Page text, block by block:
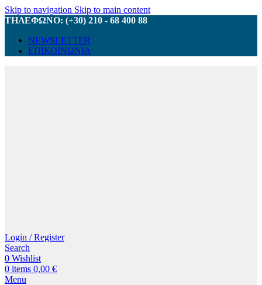
Skip to navigation Skip to main content
ΤΗΛΕΦΩΝΟ: (+30) 210 - 68 400 88
NEWSLETTER
ΕΠΙΚΟΙΝΩΝΙΑ
Login / Register
Search
0 Wishlist
0 items 0,00 €
Menu